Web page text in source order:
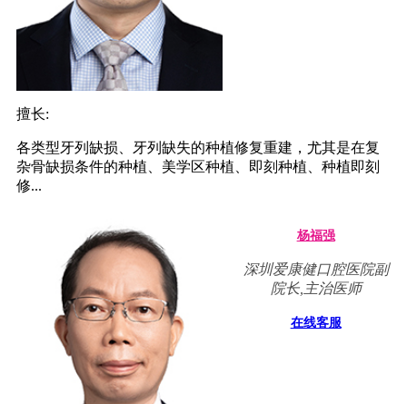
擅长:
各类型牙列缺损、牙列缺失的种植修复重建，尤其是在复
杂骨缺损条件的种植、美学区种植、即刻种植、种植即刻
修...
杨福强
深圳爱康健口腔医院副
院长,主治医师
在线客服